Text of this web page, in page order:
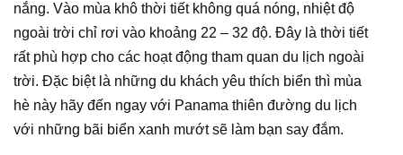
nắng. Vào mùa khô thời tiết không quá nóng, nhiệt độ
ngoài trời chỉ rơi vào khoảng 22 – 32 độ. Đây là thời tiết
rất phù hợp cho các hoạt động tham quan du lịch ngoài
trời. Đặc biệt là những du khách yêu thích biển thì mùa
hè này hãy đến ngay với Panama thiên đường du lịch
với những bãi biển xanh mướt sẽ làm bạn say đắm.